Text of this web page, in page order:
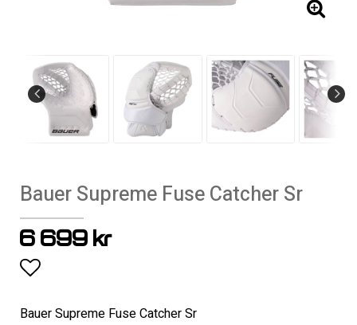
Bauer Supreme Fuse Catcher Sr
6 699 kr
Lägg till i favoritlistan
Bauer Supreme Fuse Catcher Sr